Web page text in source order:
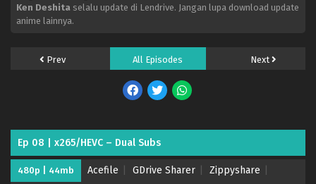
Ken Deshita selalu update di Lendrive. Jangan lupa download update
anime lainnya.
Prev All Episodes Next
Ep 08 | x265/HEVC – Dual Subs
480p | 44mb Acefile GDrive Sharer
Zippyshare